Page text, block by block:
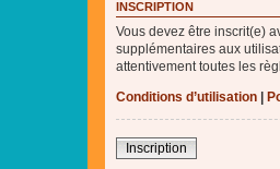
INSCRIPTION
Vous devez être inscrit(e)
supplémentaires aux
attentivement toutes les
Conditions d’utilisation
Inscription